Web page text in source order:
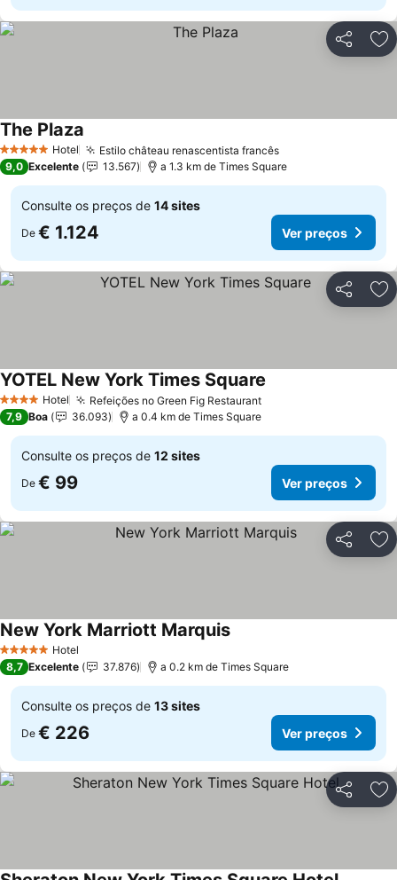
Partilhar
5 Estrelas Hotel Estilo château renascentista francês
The Plaza
9,0 Excelente 13.567 a 1.3 km de Times Square
Consulte os preços de 14 sites
De € 1.124 Ver preços
Partilhar
4 EstrelasHotel Refeições no Green Fig Restaurant
YOTEL New York Times Square
7,9 Boa 36.093 a 0.4 km de Times Square
Consulte os preços de 12 sites
De € 99 Ver preços
Partilhar
5 Estrelas Hotel
New York Marriott Marquis
8,7 Excelente 37.876 a 0.2 km de Times Square
Consulte os preços de 13 sites
De € 226 Ver preços
Partilhar